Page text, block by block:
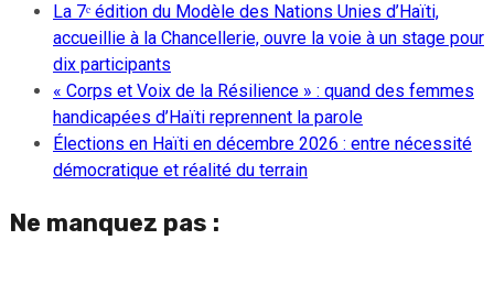
La 7ᵉ édition du Modèle des Nations Unies d’Haïti,
accueillie à la Chancellerie, ouvre la voie à un stage pour
dix participants
« Corps et Voix de la Résilience » : quand des femmes
handicapées d’Haïti reprennent la parole
Élections en Haïti en décembre 2026 : entre nécessité
démocratique et réalité du terrain
Ne manquez pas :